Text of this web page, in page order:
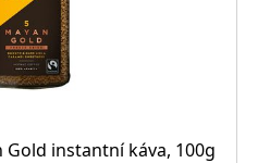
Gold instantní káva, 100g